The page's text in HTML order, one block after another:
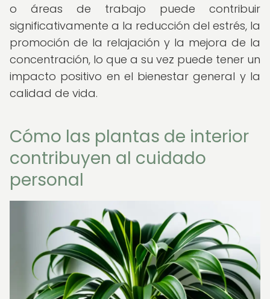
o áreas de trabajo puede contribuir
significativamente a la reducción del estrés, la
promoción de la relajación y la mejora de la
concentración, lo que a su vez puede tener un
impacto positivo en el bienestar general y la
calidad de vida.
Cómo las plantas de interior
contribuyen al cuidado
personal